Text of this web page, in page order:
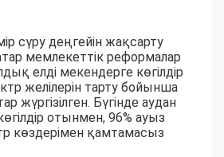
сүру деңгейін жақсарту
мемлекеттік реформалар
елді мекендерге көгілдір
желілерін тарту бойынша
Бүгінде аудан
отынмен, 96% ауыз
көздерімен қамтамасыз